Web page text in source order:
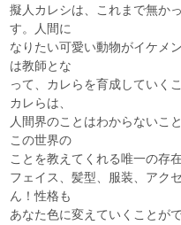
擬人カレシは、これまで無か
す。人間に
なりたい可愛い動物がイケメ
は教師とな
って、カレらを育成していく
カレらは、
人間界のことはわからないこ
この世界の
ことを教えてくれる唯一の存
フェイス、髪型、服装、アク
ん！性格も
あなた色に変えていくことが